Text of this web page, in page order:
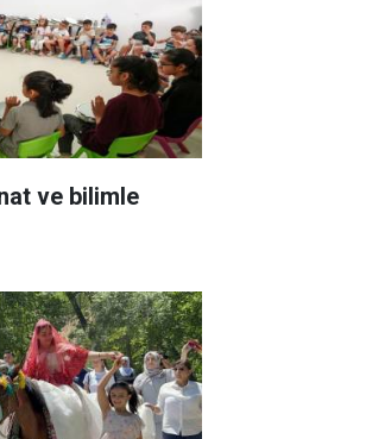
ve bilimle